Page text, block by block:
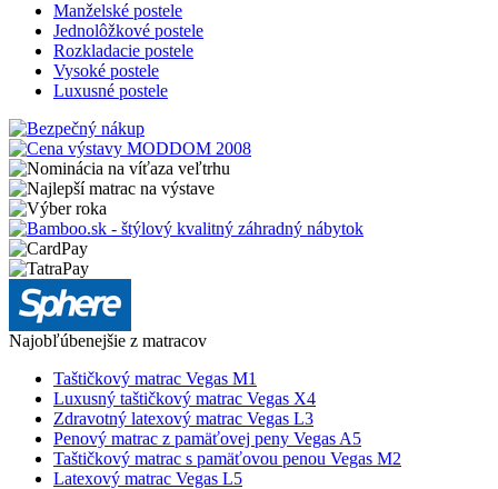
Manželské postele
Jednolôžkové postele
Rozkladacie postele
Vysoké postele
Luxusné postele
Najobľúbenejšie z matracov
Taštičkový matrac Vegas M1
Luxusný taštičkový matrac Vegas X4
Zdravotný latexový matrac Vegas L3
Penový matrac z pamäťovej peny Vegas A5
Taštičkový matrac s pamäťovou penou Vegas M2
Latexový matrac Vegas L5